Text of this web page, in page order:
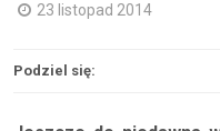
23 listopad 2014
Podziel się: